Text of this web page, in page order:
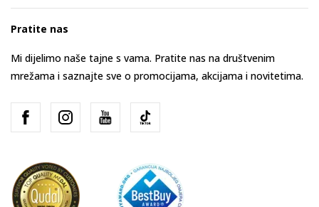
Pratite nas
Mi dijelimo naše tajne s vama. Pratite nas na društvenim
mrežama i saznajte sve o promocijama, akcijama i novitetima.